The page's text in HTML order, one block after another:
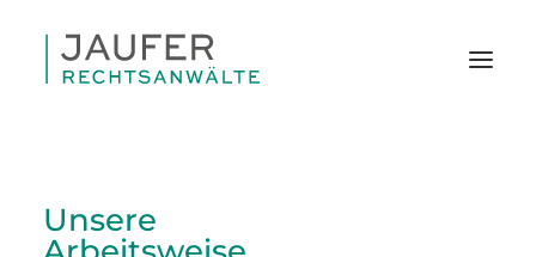
Unsere